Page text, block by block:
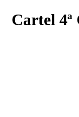
Cartel 4ª